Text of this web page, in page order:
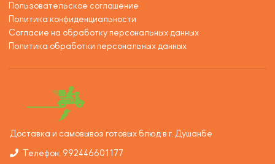
Пользовательское соглашение
Политика конфиденциальности
Согласие на обработку персональных данных
Политика обработки персональных данных
Доставка и самовывоз готовых блюд в г. Душанбе
Телефон: 992446601177